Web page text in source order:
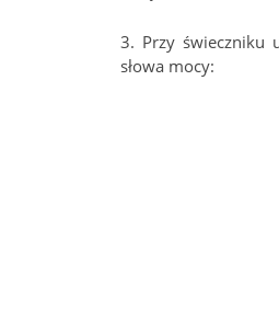
3. Przy świeczniku
słowa mocy: